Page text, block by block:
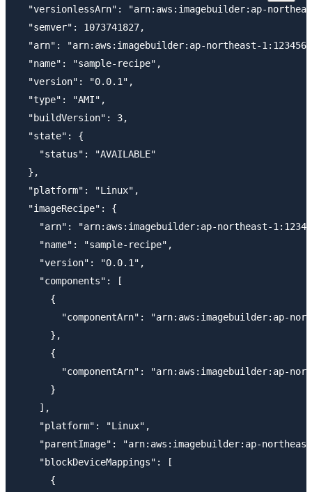
"versionlessArn": "arn:aws:imagebuilder:ap-
  "semver": 1073741827,
"arn": "arn:aws:imagebuilder:ap-northeast-
  "name": "sample-recipe",
  "version": "0.0.1",
  "type": "AMI",
  "buildVersion": 3,
  "state": {
    "status": "AVAILABLE"
  },
  "platform": "Linux",
  "imageRecipe": {
"arn": "arn:aws:imagebuilder:ap-northeast-
    "name": "sample-recipe",
    "version": "0.0.1",
    "components": [
      {
"componentArn": "arn:aws:imagebuilder:ap-
      },
      {
"componentArn": "arn:aws:imagebuilder:ap-
      }
    ],
    "platform": "Linux",
"parentImage": "arn:aws:imagebuilder:ap-
    "blockDeviceMappings": [
      {